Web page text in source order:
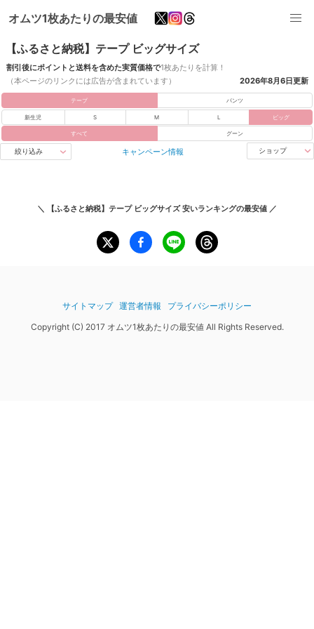
オムツ1枚あたりの最安値
【ふるさと納税】テープ ビッグサイズ
割引後にポイントと送料を含めた実質価格で1枚あたりを計算！
（本ページのリンクには広告が含まれています）
2026年8月6日更新
テープ パンツ
新生児 S M L ビッグ
すべて グーン
絞り込み キャンペーン情報 ショップ
＼ 【ふるさと納税】テープ ビッグサイズ 安いランキングの最安値 ／
サイトマップ 運営者情報
プライバシーポリシー
Copyright (C) 2017 オムツ1枚あたりの最安値 All Rights Reserved.